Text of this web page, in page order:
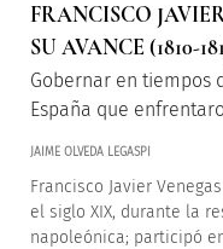
FRANCISCO
SU AVANCE (1810-
Gobernar en tiempos
España que
JAIME OLVEDA LEGASPI
Francisco Javier
el siglo XIX, durante la
napoleónica; participó